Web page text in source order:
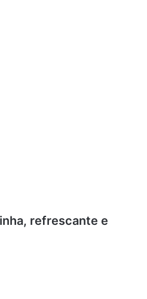
refrescante e